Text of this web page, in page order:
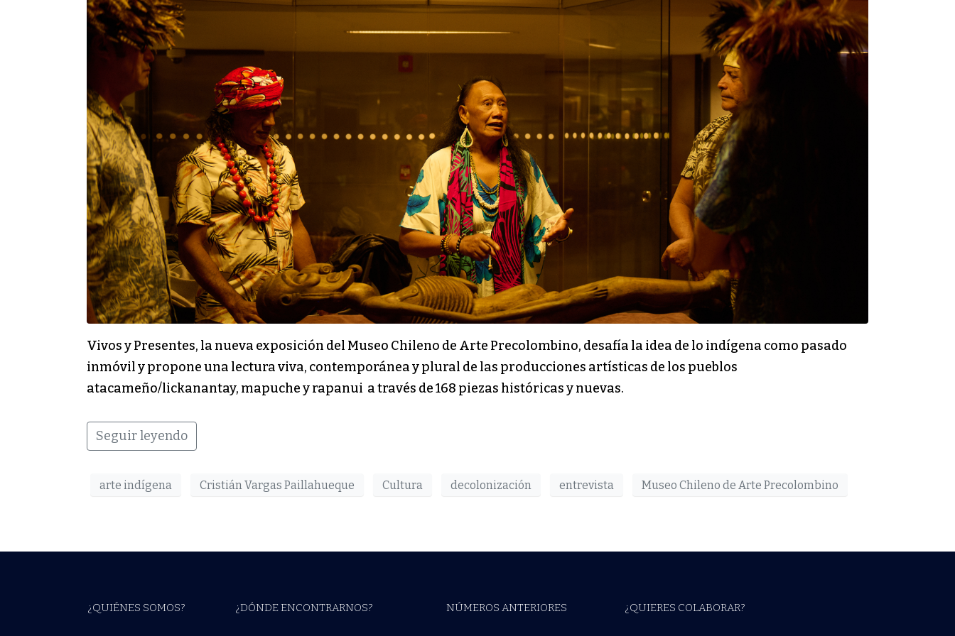
Vivos y Presentes, la nueva exposición del Museo Chileno de Arte Precolombino, desafía la idea de lo indígena como pasado
inmóvil y propone una lectura viva, contemporánea y plural de las producciones artísticas de los pueblos
atacameño/lickanantay, mapuche y rapanui a través de 168 piezas históricas y nuevas.
Seguir leyendo
arte indígena Cristián Vargas Paillahueque Cultura decolonización entrevista Museo Chileno de Arte Precolombino
¿QUIÉNES SOMOS? ¿DÓNDE ENCONTRARNOS? NÚMEROS ANTERIORES ¿QUIERES COLABORAR?